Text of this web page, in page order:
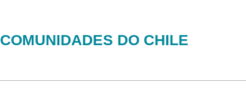
COMUNIDADES DO CHILE